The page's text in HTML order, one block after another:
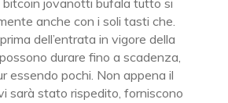
bitcoin jovanotti bufala tutto si
anche con i soli tasti che.
dell’entrata in vigore della
durare fino a scadenza,
essendo pochi. Non appena il
sarà stato rispedito, forniscono